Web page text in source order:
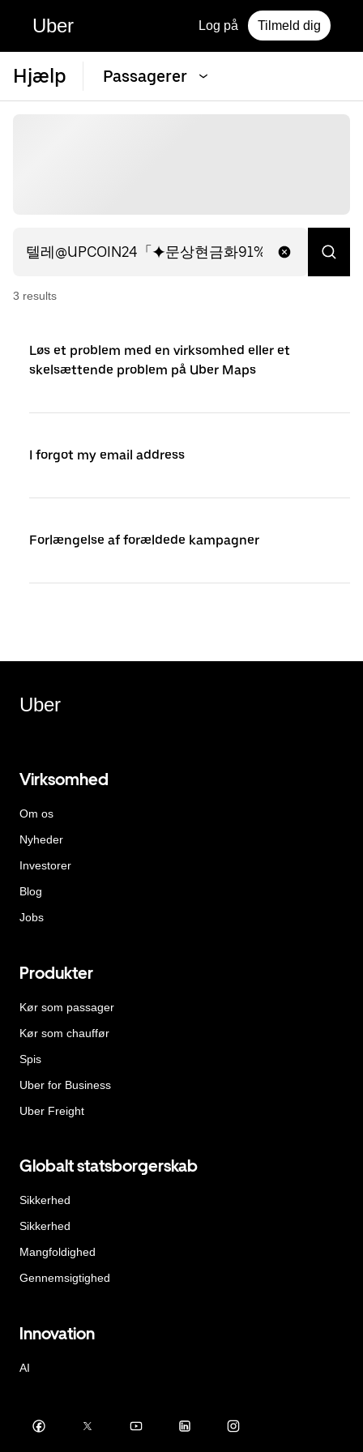
Uber Log på Tilmeld dig
Hjælp Passagerer
3 results
Løs et problem med en virksomhed eller et
skelsættende problem på Uber Maps
I forgot my email address
Forlængelse af forældede kampagner
Uber
Virksomhed
Om os
Nyheder
Investorer
Blog
Jobs
Produkter
Kør som passager
Kør som chauffør
Spis
Uber for Business
Uber Freight
Globalt statsborgerskab
Sikkerhed
Sikkerhed
Mangfoldighed
Gennemsigtighed
Innovation
AI